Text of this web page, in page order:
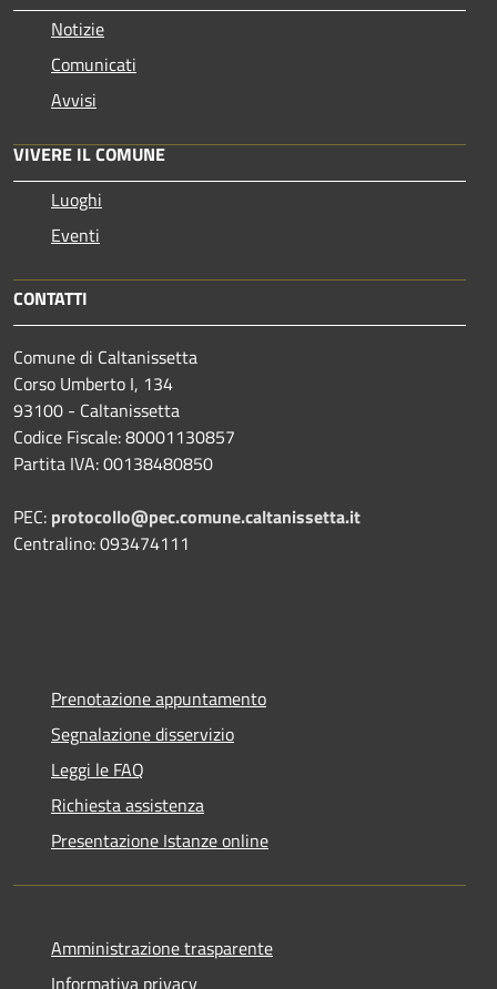
Notizie
Comunicati
Avvisi
VIVERE IL COMUNE
Luoghi
Eventi
CONTATTI
Comune di Caltanissetta
Corso Umberto I, 134
93100 - Caltanissetta
Codice Fiscale: 80001130857
Partita IVA: 00138480850
PEC: protocollo@pec.comune.caltanissetta.it
Centralino: 093474111
Prenotazione appuntamento
Segnalazione disservizio
Leggi le FAQ
Richiesta assistenza
Presentazione Istanze online
Amministrazione trasparente
Informativa privacy